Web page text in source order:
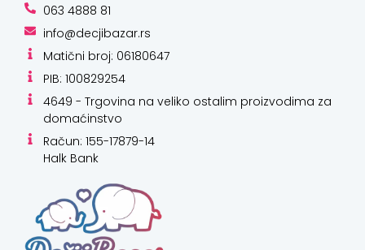
063 4888 81
info@decjibazar.rs
Matični broj: 06180647
PIB: 100829254
4649 - Trgovina na veliko ostalim proizvodima za
domaćinstvo
Račun: 155-17879-14
Halk Bank